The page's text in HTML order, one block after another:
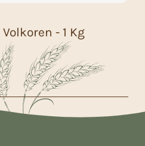
- 1 Kg